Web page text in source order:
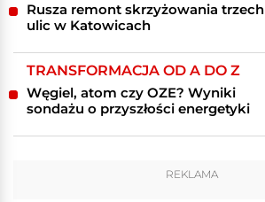
Rusza remont skrzyżowania trzech
ulic w Katowicach
TRANSFORMACJA OD A DO Z
Węgiel, atom czy OZE? Wyniki
sondażu o przyszłości energetyki
REKLAMA